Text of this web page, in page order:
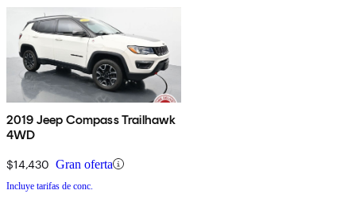
2019 Jeep Compass Trailhawk
4WD
$14,430 Gran oferta
Incluye tarifas de conc.